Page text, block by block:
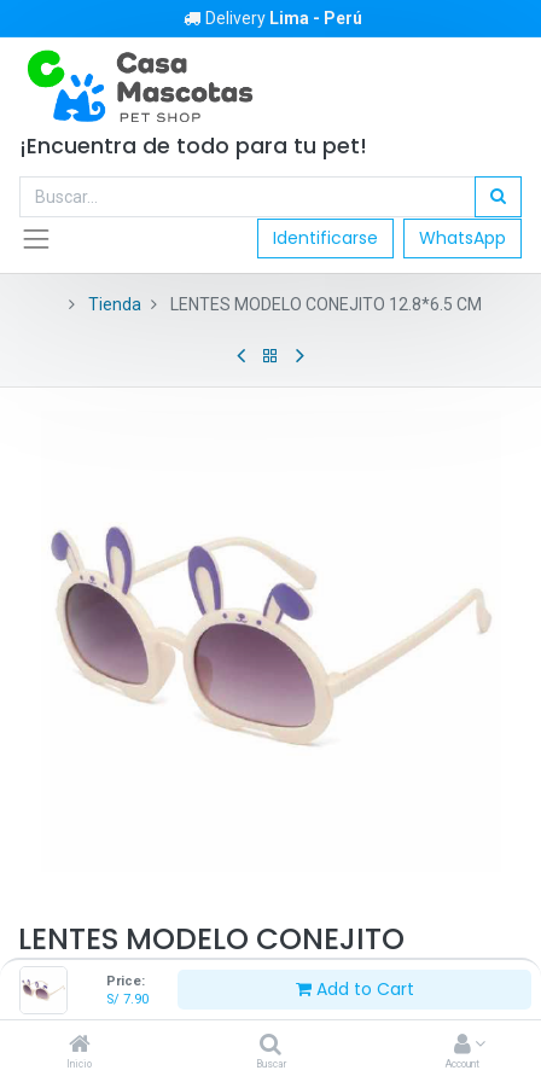
Price:
S/ 7.90 Add to Cart
Inicio Buscar Account
Delivery Lima - Perú
¡Encuentra de todo para tu pet!
Identificarse WhatsApp
Tienda LENTES MODELO CONEJITO 12.8*6.5 CM
LENTES MODELO CONEJITO
12.8*6.5 CM
7.90